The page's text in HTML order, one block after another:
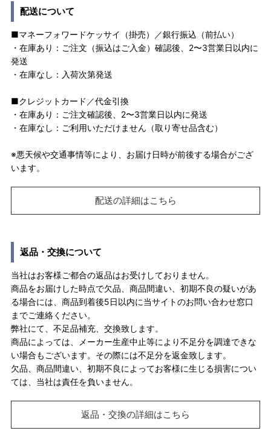
配送について
■マネーフォワードケッサイ（掛売）／銀行振込（前払い）
・在庫あり：ご注文（振込はご入金）確認後、2〜3営業日以内に
発送
・在庫なし：入荷次第発送
■クレジットカード／代金引換
・在庫あり：ご注文確認後、2〜3営業日以内に発送
・在庫なし：ご利用いただけません（取り寄せ品含む）
※悪天候や交通事情等により、お届け日時が前後する場合がござ
います。
配送の詳細はこちら
返品・交換について
当社はお客様ご都合の返品はお受けしておりません。
商品をお届けした時点で欠品、商品間違い、初期不良の疑いがあ
る場合には、商品到着後5日以内に当サイトのお問い合わせ窓口
までご連絡ください。
弊社にて、不足品補充、交換致します。
商品によっては、メーカー生産中止等により不足分を調達できな
い場合もございます。その際には不足分を返金致します。
欠品、商品間違い、初期不良によってお客様に生じる損害につい
ては、当社は責任を負いません。
返品・交換の詳細はこちら